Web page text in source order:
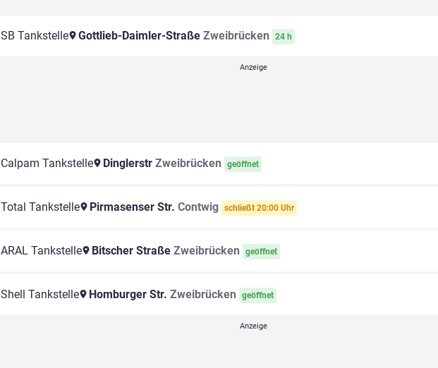
SB Tankstelle Gottlieb-Daimler-Straße Zweibrücken 24 h
Calpam Tankstelle Dinglerstr Zweibrücken geöffnet
Total Tankstelle Pirmasenser Str. Contwig schließt 20:00 Uhr
ARAL Tankstelle Bitscher Straße Zweibrücken geöffnet
Shell Tankstelle Homburger Str. Zweibrücken geöffnet